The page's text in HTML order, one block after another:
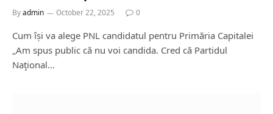
Byadmin October 22, 2025 0
Cum își va alege PNL candidatul pentru Primăria Capitalei
„Am spus public că nu voi candida. Cred că Partidul
Naţional…